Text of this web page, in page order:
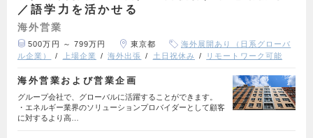
／語学力を活かせる
海外営業
500万円 ～ 799万円 東京都
海外展開あり（日系グローバ
ル企業）
上場企業 海外出張 土日祝休み リモートワーク可能
海外営業および営業企画
グループ会社で、グローバルに活躍することができます。
・エネルギー業界のソリューションプロバイダーとして顧客
に対するより高…